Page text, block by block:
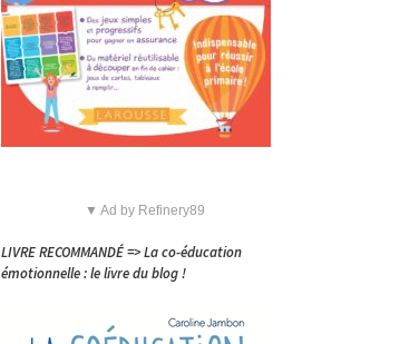
▼ Ad by Refinery89
LIVRE RECOMMANDÉ => La co-éducation
émotionnelle : le livre du blog !